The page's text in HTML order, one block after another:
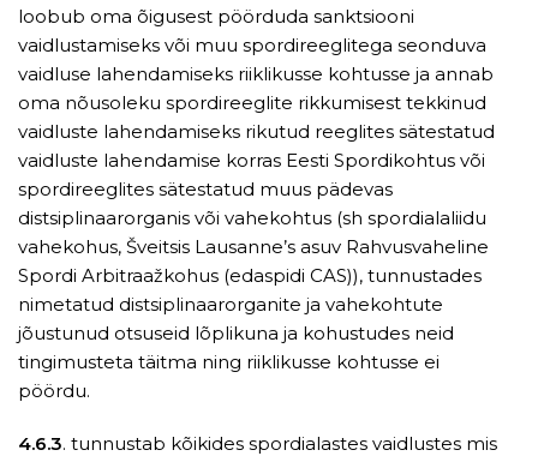
loobub oma õigusest pöörduda sanktsiooni
vaidlustamiseks või muu spordireeglitega seonduva
vaidluse lahendamiseks riiklikusse kohtusse ja annab
oma nõusoleku spordireeglite rikkumisest tekkinud
vaidluste lahendamiseks rikutud reeglites sätestatud
vaidluste lahendamise korras Eesti Spordikohtus või
spordireeglites sätestatud muus pädevas
distsiplinaarorganis või vahekohtus (sh spordialaliidu
vahekohus, Šveitsis Lausanne’s asuv Rahvusvaheline
Spordi Arbitraažkohus (edaspidi CAS)), tunnustades
nimetatud distsiplinaarorganite ja vahekohtute
jõustunud otsuseid lõplikuna ja kohustudes neid
tingimusteta täitma ning riiklikusse kohtusse ei
pöördu.
4.6.3. tunnustab kõikides spordialastes vaidlustes mis